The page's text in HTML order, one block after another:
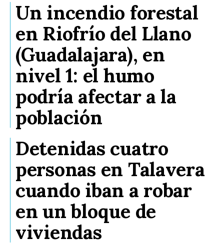
Un incendio forestal
en Riofrío del Llano
(Guadalajara), en
nivel 1: el humo
podría afectar a la
población
Detenidas cuatro
personas en Talavera
cuando iban a robar
en un bloque de
viviendas